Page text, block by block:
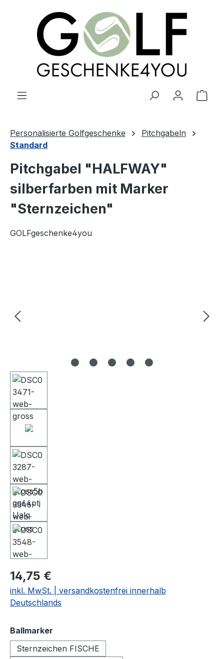
springen
Personalisierte Golfgeschenke
Pitchgabeln
Standard
Pitchgabel "HALFWAY"
silberfarben mit Marker
"Sternzeichen"
GOLFgeschenke4you
14,75 €
inkl. MwSt. | versandkostenfrei innerhalb
Deutschlands
Ballmarker
Sternzeichen FISCHE